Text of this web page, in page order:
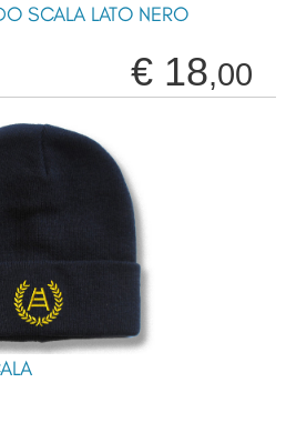
SCALA LATO NERO
€ 18,00